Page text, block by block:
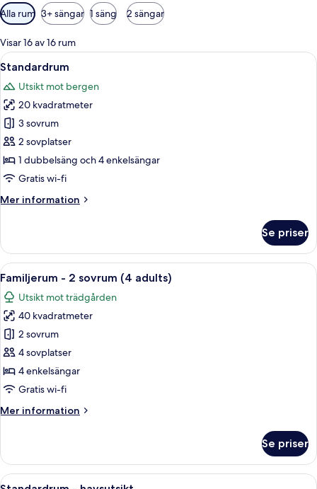
Tillgängliga
filter
för
rum
Alla rum 3+ sängar 1 säng 2 sängar
Visar 16 av 16 rum
Öppna
alla
foton
för
Standardrum
Ett hotellrum med en säng, ett
5
Standardrum
Utsikt mot bergen
20 kvadratmeter
3 sovrum
2 sovplatser
1 dubbelsäng och 4 enkelsängar
Gratis wi-fi
Mer information
Mer
Se priser
Öppna
alla
foton
för
Familjerum
-
2
sovrum
adults)
Ett hotellrum med två sängar, en TV,
5
Familjerum - 2 sovrum (4 adults)
Utsikt mot trädgården
40 kvadratmeter
2 sovrum
4 sovplatser
4 enkelsängar
Gratis wi-fi
Mer information
Mer
-
sovrum
Se priser
Öppna
Ett hotellrum med en stor säng, en
4